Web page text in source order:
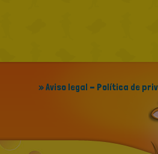
» Aviso legal - Política de